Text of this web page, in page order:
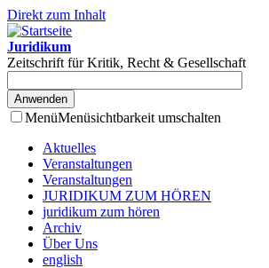
Direkt zum Inhalt
Juridikum
Zeitschrift für Kritik, Recht & Gesellschaft
MenüMenüsichtbarkeit umschalten
Aktuelles
Veranstaltungen
Veranstaltungen
JURIDIKUM ZUM HÖREN
juridikum zum hören
Archiv
Über Uns
english